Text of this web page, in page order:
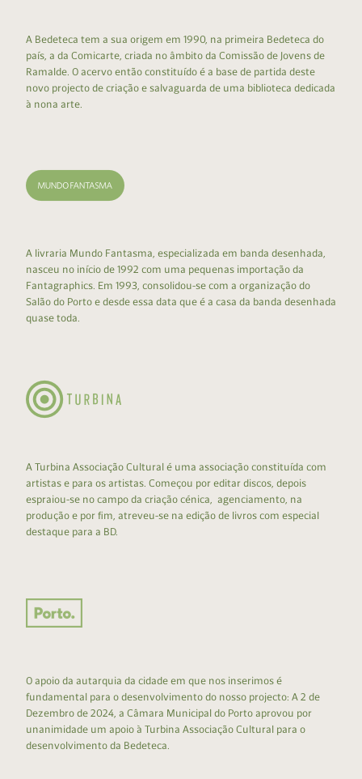
A Bedeteca tem a sua origem em 1990, na primeira Bedeteca do
país, a da Comicarte, criada no âmbito da Comissão de Jovens de
Ramalde. O acervo então constituído é a base de partida deste
novo projecto de criação e salvaguarda de uma biblioteca dedicada
à nona arte.
A livraria Mundo Fantasma, especializada em banda desenhada,
nasceu no início de 1992 com uma pequenas importação da
Fantagraphics. Em 1993, consolidou-se com a organização do
Salão do Porto e desde essa data que é a casa da banda desenhada
quase toda.
A Turbina Associação Cultural é uma associação constituída com
artistas e para os artistas. Começou por editar discos, depois
espraiou-se no campo da criação cénica, agenciamento, na
produção e por fim, atreveu-se na edição de livros com especial
destaque para a BD.
O apoio da autarquia da cidade em que nos inserimos é
fundamental para o desenvolvimento do nosso projecto: A 2 de
Dezembro de 2024, a Câmara Municipal do Porto aprovou por
unanimidade um apoio à Turbina Associação Cultural para o
desenvolvimento da Bedeteca.